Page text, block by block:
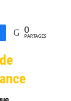
Partagez0
PARTAGES